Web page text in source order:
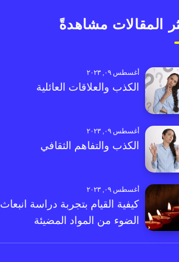
المقالات مشاهدةً
أغسطس ٠٩, ٢٠٢٣
الكذب والعلاقات العائلية
أغسطس ٠٩, ٢٠٢٣
الكذب والتفاهم الثقافي
أغسطس ٠٩, ٢٠٢٣
كيفية القيام بتجربة دراسة انبعاث
الضوء من المواد المضيئة